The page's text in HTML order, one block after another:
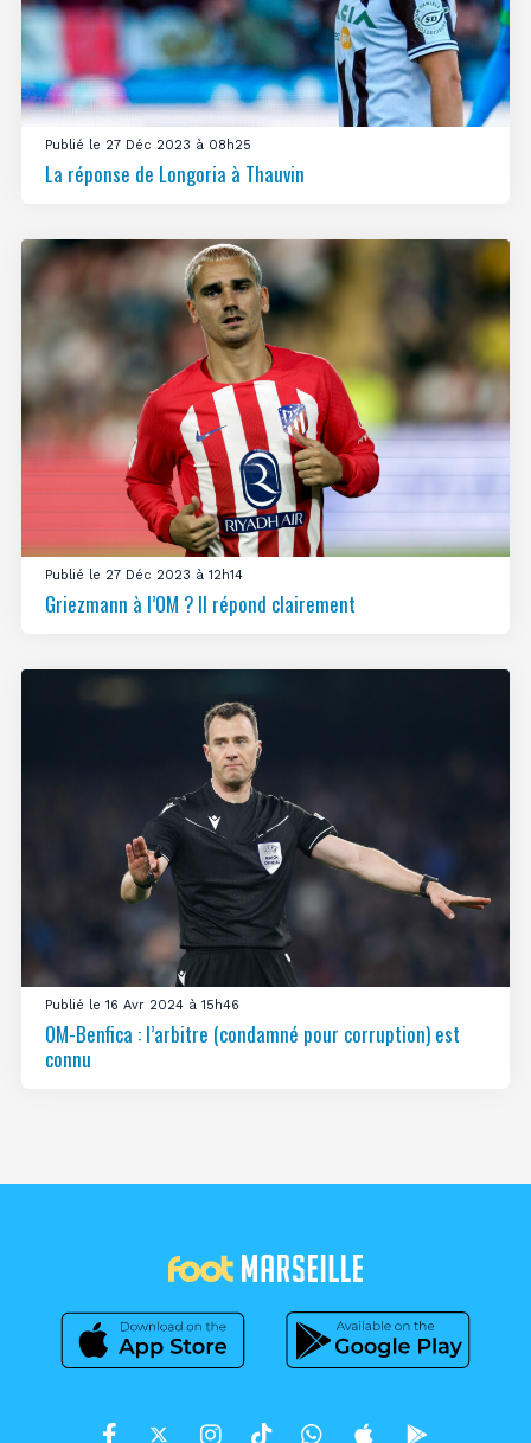
Publié le 27 Déc 2023 à 08h25
La réponse de Longoria à Thauvin
Publié le 27 Déc 2023 à 12h14
Griezmann à l’OM ? Il répond clairement
Publié le 16 Avr 2024 à 15h46
OM-Benfica : l’arbitre (condamné pour corruption) est
connu